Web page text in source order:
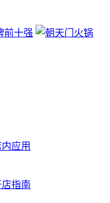
内应用
指南